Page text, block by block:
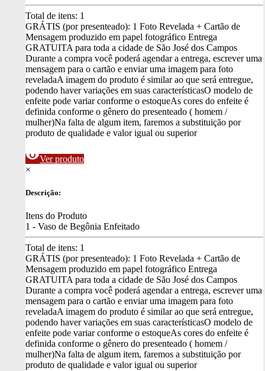
Total de itens: 1
GRÁTIS (por presenteado): 1 Foto Revelada + Cartão de
Mensagem produzido em papel fotográfico Entrega
GRATUITA para toda a cidade de São José dos Campos
Durante a compra você poderá agendar a entrega, escrever uma
mensagem para o cartão e enviar uma imagem para foto
reveladaA imagem do produto é similar ao que será entregue,
podendo haver variações em suas característicasO modelo de
enfeite pode variar conforme o estoqueAs cores do enfeite é
definida conforme o gênero do presenteado ( homem /
mulher)Na falta de algum item, faremos a substituição por
produto de qualidade e valor igual ou superior
visibilityVer produto
×
Descrição:
Itens do Produto
1 - Vaso de Begônia Enfeitado
Total de itens: 1
GRÁTIS (por presenteado): 1 Foto Revelada + Cartão de
Mensagem produzido em papel fotográfico Entrega
GRATUITA para toda a cidade de São José dos Campos
Durante a compra você poderá agendar a entrega, escrever uma
mensagem para o cartão e enviar uma imagem para foto
reveladaA imagem do produto é similar ao que será entregue,
podendo haver variações em suas característicasO modelo de
enfeite pode variar conforme o estoqueAs cores do enfeite é
definida conforme o gênero do presenteado ( homem /
mulher)Na falta de algum item, faremos a substituição por
produto de qualidade e valor igual ou superior